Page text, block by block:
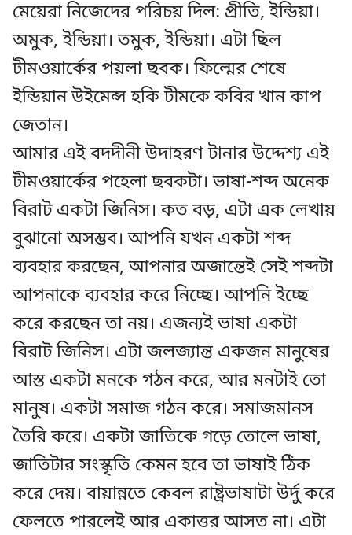
মেয়েরা নিজেদের পরিচয় দিল: প্রীতি, ইন্ডিয়া।
অমুক, ইন্ডিয়া। তমুক, ইন্ডিয়া। এটা ছিল
টীমওয়ার্কের পয়লা ছবক। ফিল্মের শেষে
ইন্ডিয়ান উইমেন্স হকি টীমকে কবির খান কাপ
জেতান।
আমার এই বদদীনী উদাহরণ টানার উদ্দেশ্য এই
টীমওয়ার্কের পহেলা ছবকটা। ভাষা-শব্দ অনেক
বিরাট একটা জিনিস। কত বড়, এটা এক লেখায়
বুঝানো অসম্ভব। আপনি যখন একটা শব্দ
ব্যবহার করছেন, আপনার অজান্তেই সেই শব্দটা
আপনাকে ব্যবহার করে নিচ্ছে। আপনি ইচ্ছে
করে করছেন তা নয়। এজন্যই ভাষা একটা
বিরাট জিনিস। এটা জলজ্যান্ত একজন মানুষের
আস্ত একটা মনকে গঠন করে, আর মনটাই তো
মানুষ। একটা সমাজ গঠন করে। সমাজমানস
তৈরি করে। একটা জাতিকে গড়ে তোলে ভাষা,
জাতিটার সংস্কৃতি কেমন হবে তা ভাষাই ঠিক
করে দেয়। বায়ান্নতে কেবল রাষ্ট্রভাষাটা উর্দু করে
ফেলতে পারলেই আর একাত্তর আসত না। এটা